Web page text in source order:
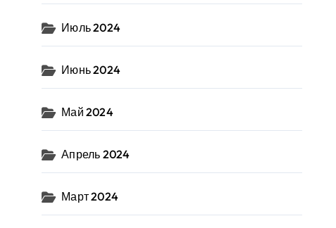
Июль 2024
Июнь 2024
Май 2024
Апрель 2024
Март 2024